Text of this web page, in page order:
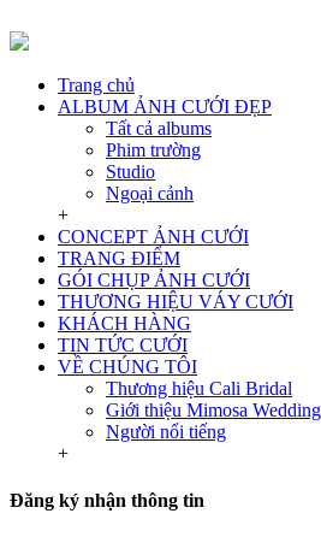
Trang chủ
ALBUM ẢNH CƯỚI ĐẸP
Tất cả albums
Phim trường
Studio
Ngoại cảnh
+
CONCEPT ẢNH CƯỚI
TRANG ĐIỂM
GÓI CHỤP ẢNH CƯỚI
THƯƠNG HIỆU VÁY CƯỚI
KHÁCH HÀNG
TIN TỨC CƯỚI
VỀ CHÚNG TÔI
Thương hiệu Cali Bridal
Giới thiệu Mimosa Wedding
Người nổi tiếng
+
Đăng ký nhận thông tin